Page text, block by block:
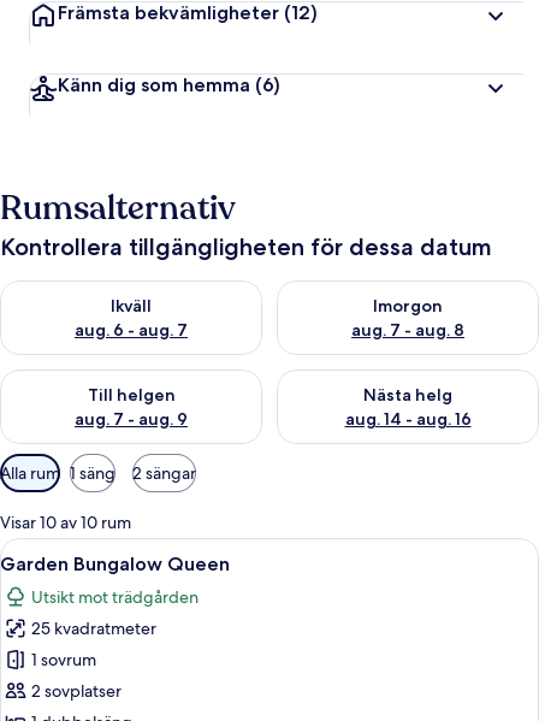
Främsta bekvämligheter (12)
Känn dig som hemma (6)
Rumsalternativ
Kontrollera tillgängligheten för dessa datum
Ikväll
aug. 6 - aug. 7
Kontrollera tillgängligheten för ikväll aug. 6 - aug. 7
Imorgon
aug. 7 - aug. 8
Kontrollera tillgängligheten
Till helgen
aug. 7 - aug. 9
Kontrollera tillgängligheten för den här helgen aug. 7 - aug. 9
Nästa helg
aug. 14 - aug. 16
Kontrollera tillgängligheten
Tillgängliga
filter
för
rum
Alla rum 1 säng 2 sängar
Visar 10 av 10 rum
Öppna
alla
foton
för
Garden
Bungalow
En flätad korg på en rustik träyta,
3
Garden Bungalow Queen
Utsikt mot trädgården
25 kvadratmeter
1 sovrum
2 sovplatser